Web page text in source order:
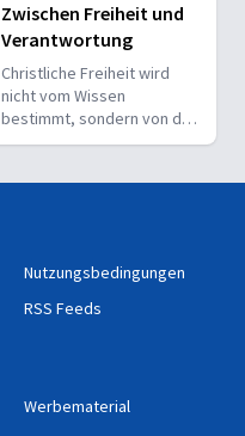
Zwischen Freiheit und
Verantwortung
Christliche Freiheit wird
nicht vom Wissen
bestimmt, sondern von der
Beziehung zum Nächsten –
Nutzungsbedingungen
RSS Feeds
Werbematerial